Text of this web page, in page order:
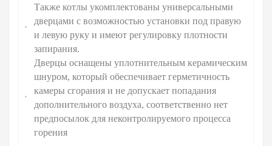
Также котлы укомплектованы универсальными
дверцами с возможностью установки под правую
и левую руку и имеют регулировку плотности
запирания.
Дверцы оснащены уплотнительным керамическим
шнуром, который обеспечивает герметичность
камеры сгорания и не допускает попадания
дополнительного воздуха, соответственно нет
предпосылок для неконтролируемого процесса
горения